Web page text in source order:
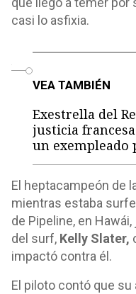
casi lo asfixia.
VEA TAMBIÉN
Exestrella del
justicia
un exempleado
El heptacampeón de
mientras estaba
de Pipeline, en
del surf, Kelly Slater,
impactó contra él.
El piloto contó que